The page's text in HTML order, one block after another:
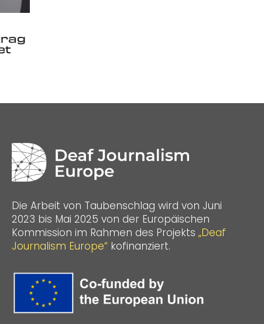
Die Arbeit von Taubenschlag wird von Juni
2023 bis Mai 2025 von der Europäischen
Kommission im Rahmen des Projekts „Deaf
Journalism Europe“ kofinanziert.